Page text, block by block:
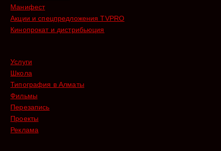
Манифест
Акции и спецпредложения TVPRO
Кинопрокат и дистрибьюция
Услуги
Школа
Типография в Алматы
Фильмы
Перезапись
Проекты
Реклама